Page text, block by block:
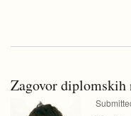
Zagovor diplomskih